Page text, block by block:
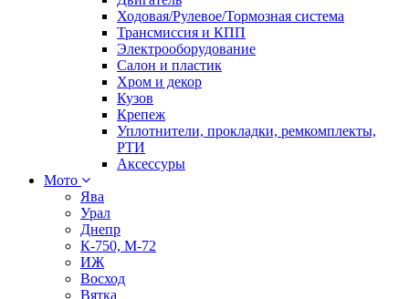
Ходовая/Рулевое/Тормозная система
Трансмиссия и КПП
Электрооборудование
Салон и пластик
Хром и декор
Кузов
Крепеж
Уплотнители, прокладки, ремкомплекты,
РТИ
Аксессуры
Мото
Ява
Урал
Днепр
К-750, М-72
ИЖ
Восход
Вятка